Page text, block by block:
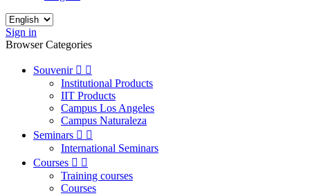
Sign in
Browser Categories
Souvenir  
Institutional Products
IIT Products
Campus Los Angeles
Campus Naturaleza
Seminars  
International Seminars
Courses  
Training courses
Courses